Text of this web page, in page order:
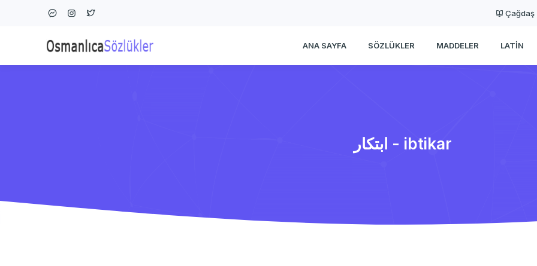
Çağdaş
ANA SAYFA SÖZLÜKLER MADDELER LATIN
ابتكار - ibtikar